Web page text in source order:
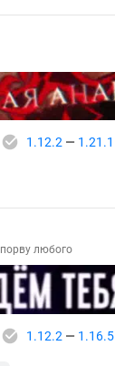
1.12.2— 1.21.1
любого
1.12.2 — 1.16.5